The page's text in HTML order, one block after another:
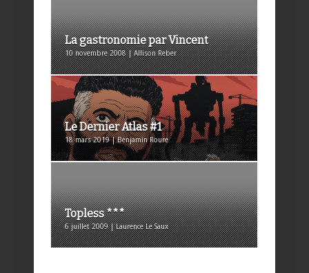
La gastronomie par Vincent
10 novembre 2008 | Allison Reber
Le Dernier Atlas #1
18 mars 2019 | Benjamin Roure
Topless ***
6 juillet 2009 | Laurence Le Saux